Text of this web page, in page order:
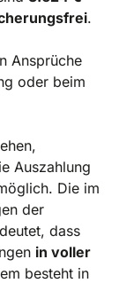
.
Ansprüche
oder beim
Auszahlung
Die im
der
dass
in voller
besteht in